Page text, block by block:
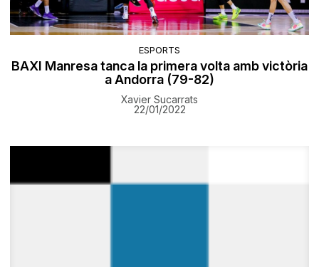
ESPORTS
BAXI Manresa tanca la primera volta amb victòria
a Andorra (79-82)
Xavier Sucarrats
22/01/2022